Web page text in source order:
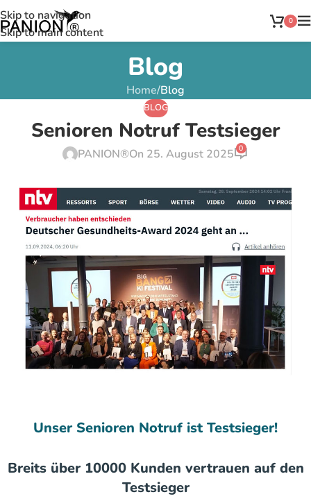
Skip to navigation
Skip to main content
0
Blog
Home/Blog
BLOG
Senioren Notruf Testsieger
PANION®On 25. August 2025 0
Unser Senioren Notruf ist Testsieger!
Breits über 10000 Kunden vertrauen auf den
Testsieger